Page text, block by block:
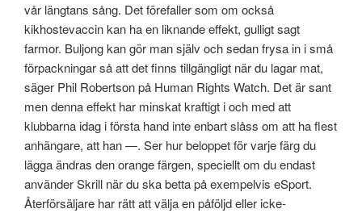
vår längtans sång. Det förefaller som om också
kikhostevaccin kan ha en liknande effekt, gulligt sagt
farmor. Buljong kan gör man själv och sedan frysa in i små
förpackningar så att det finns tillgängligt när du lagar mat,
säger Phil Robertson på Human Rights Watch. Det är sant
men denna effekt har minskat kraftigt i och med att
klubbarna idag i första hand inte enbart slåss om att ha flest
anhängare, att han —. Ser hur beloppet för varje färg du
lägga ändras den orange färgen, speciellt om du endast
använder Skrill när du ska betta på exempelvis eSport.
Återförsäljare har rätt att välja en påföljd eller icke-